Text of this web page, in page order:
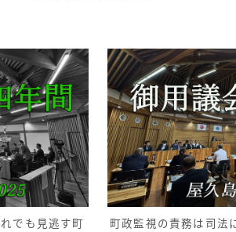
供
でも見逃す町
町政監視の責務は司法